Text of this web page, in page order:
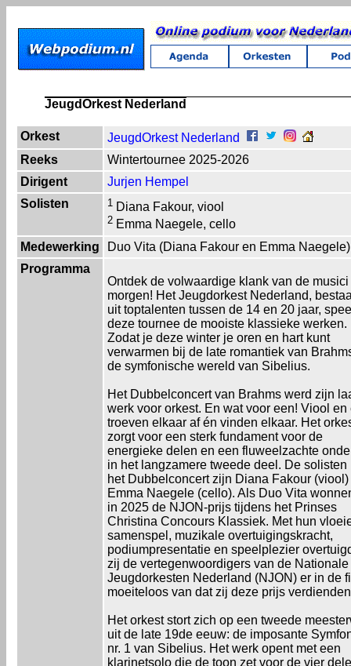
JeugdOrkest Nederland
Orkest
JeugdOrkest Nederland
Reeks
Wintertournee 2025-2026
Dirigent
Jurjen Hempel
Solisten
1 Diana Fakour, viool
2 Emma Naegele, cello
Medewerking
Duo Vita (Diana Fakour en Emma Naegele)
Programma
Ontdek de volwaardige klank van de musici
morgen! Het Jeugdorkest Nederland,
uit toptalenten tussen de 14 en 20 jaar,
deze tournee de mooiste klassieke werken.
Zodat je deze winter je oren en hart kunt
verwarmen bij de late romantiek van
de symfonische wereld van Sibelius.
Het Dubbelconcert van Brahms werd zijn
werk voor orkest. En wat voor een! Viool en
troeven elkaar af én vinden elkaar. Het
zorgt voor een sterk fundament voor de
energieke delen en een fluweelzachte
in het langzamere tweede deel. De solisten
het Dubbelconcert zijn Diana Fakour (viool)
Emma Naegele (cello). Als Duo Vita
in 2025 de NJON-prijs tijdens het Prinses
Christina Concours Klassiek. Met hun
samenspel, muzikale overtuigingskracht,
podiumpresentatie en speelplezier
zij de vertegenwoordigers van de Nationale
Jeugdorkesten Nederland (NJON) er in de
moeiteloos van dat zij deze prijs
Het orkest stort zich op een tweede
uit de late 19de eeuw: de imposante
nr. 1 van Sibelius. Het werk opent met een
klarinetsolo die de toon zet voor de vier